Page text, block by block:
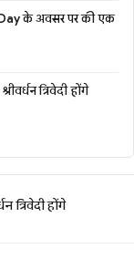
त्रिवेदी होंगे
के अवसर पर की एक
त्रिवेदी होंगे